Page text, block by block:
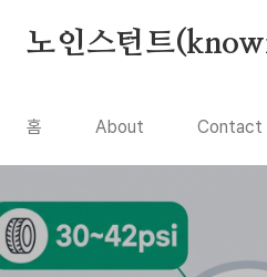
노인스턴트
홈 About Contact